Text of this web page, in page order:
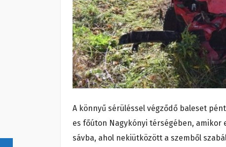
A könnyű sérüléssel végződő baleset
es főúton Nagykónyi térségében,
sávba, ahol nekiütközött a szemből